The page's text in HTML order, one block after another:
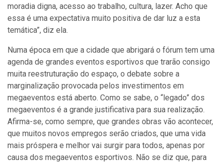
moradia digna, acesso ao trabalho, cultura, lazer. Acho que
essa é uma expectativa muito positiva de dar luz a esta
temática”, diz ela.
Numa época em que a cidade que abrigará o fórum tem uma
agenda de grandes eventos esportivos que trarão consigo
muita reestruturação do espaço, o debate sobre a
marginalização provocada pelos investimentos em
megaeventos está aberto. Como se sabe, o “legado” dos
megaeventos é a grande justificativa para sua realização.
Afirma-se, como sempre, que grandes obras vão acontecer,
que muitos novos empregos serão criados, que uma vida
mais próspera e melhor vai surgir para todos, apenas por
causa dos megaeventos esportivos. Não se diz que, para